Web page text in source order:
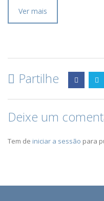
Ver mais
Partilhe
Deixe um
Tem de iniciar a sessão para